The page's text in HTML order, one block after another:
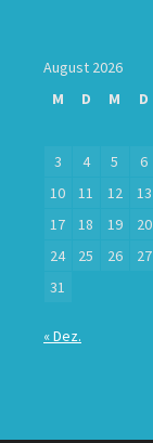
August 2026
M
D M D
3
4 5 6
10
11 12 13
17
18 19 20
24
25 26 27
31
« Dez.